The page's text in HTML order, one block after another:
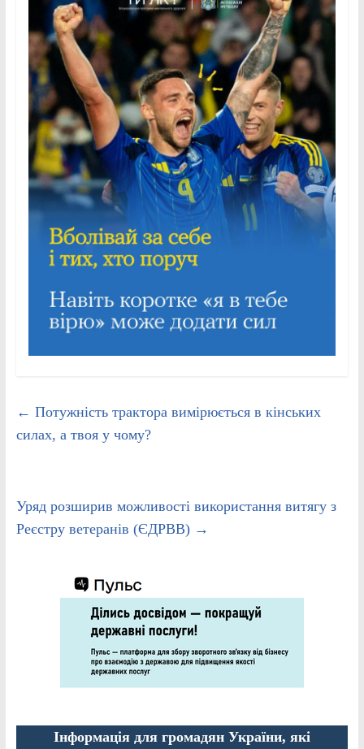
← Потужність трактора вимірюється в кінських
силах, а твоя у чому?
Уряд розширив можливості використання витягу з
Реєстру ветеранів (ЄДРВВ) →
Інформація для громадян України, які